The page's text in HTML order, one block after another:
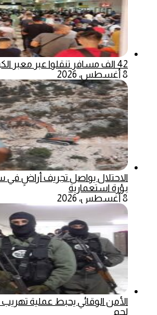
42 الف مسافر تنقلوا عبر معبر الكرامة الأسبوع الماضي
8 أغسطس، 2026
الاحتلال يواصل تجريف أراضٍ في
بؤرة استعمارية
8 أغسطس، 2026
الأمن الوقائي يحبط عملية
لحم